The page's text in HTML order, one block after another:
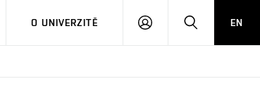
O UNIVERZITĚ
PŘIHLÁSIT HLEDATEN